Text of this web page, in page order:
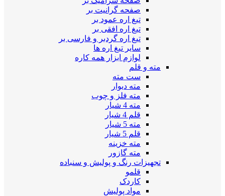
صفحه گرانیت بر
تیغ اره عمود بر
تیغ اره افقی بر
تیغ اره گردبر و فارسی بر
سایر تیغ اره ها
لوازم ابزار همه کاره
مته و قلم
ست مته
مته دیوار
مته فلز و چوب
مته 4 شیار
قلم 4 شیار
مته 5 شیار
قلم 5 شیار
مته خزینه
مته گازور
تجهیزات رنگ و پولیش و سنباده
قلمو
کاردک
مواد پولیش